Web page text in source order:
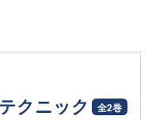
クニック
全2巻